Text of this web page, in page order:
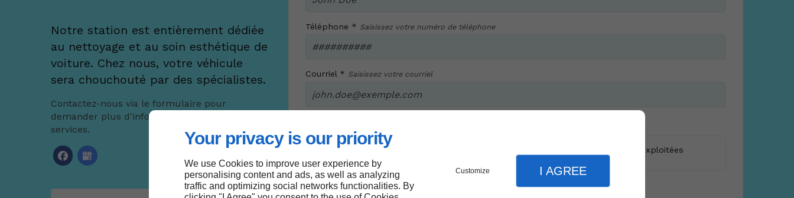
Your privacy is our priority
We use Cookies to improve user experience by
personalising content and ads, as well as analyzing
traffic and optimizing social networks functionalities. By
Customize I AGREE
Notre station est entièrement dédiée
au nettoyage et au soin esthétique de
voiture. Chez nous, votre véhicule
sera chouchouté par des spécialistes.
Contactez-nous via le formulaire pour
demander plus d'informations sur nos
services.
Téléphone * Saisissez votre numéro de téléphone
Courriel * Saisissez votre courriel
En soumettant ce formulaire, j'accepte que les informations saisies soient exploitées
dans le cadre strict de ma demande*